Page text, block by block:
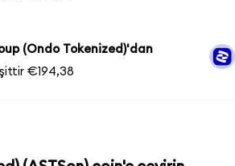
(Ondo Tokenized)'dan
€194,38